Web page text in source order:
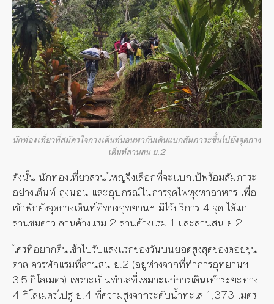
นักท่องเที่ยวที่สมัครใจกางเต็นท์นอนพากันเดินแบกสัมภาระขึ้นไปยังจุดกาง
เต็นท์ลานสน ย.2
ดังนั้น นักท่องเที่ยวส่วนใหญ่จึงเลือกที่จะแบกเป้พร้อมสัมภาระ
อย่างเต็นท์ ถุงนอน และอุปกรณ์ในการจุดไฟหุงหาอาหาร เพื่อ
เข้าพักยังจุดกางเต็นท์ที่ทางอุทยานฯ มีไว้บริการ 4 จุด ได้แก่
ลานชมดาว ลานค้างแรม 2 ลานค้างแรม 1 และลานสน ย.2
ใครที่อยากตื่นเช้าไปรับแสงแรกของวันบนยอดสูงสุดของดอยขุน
ตาล ควรพักแรมที่ลานสน ย.2 (อยู่ห่างจากที่ทำการอุทยานฯ
3.5 กิโลเมตร) เพราะเป็นทำเลที่เหมาะแก่การเดินเท้าระยะทาง
4 กิโลเมตรไปสู่ ย.4 ที่ความสูงจากระดับน้ำทะเล 1,373 เมตร